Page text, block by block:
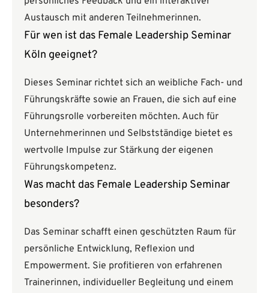
Austausch mit anderen Teilnehmerinnen.
Für wen ist das Female Leadership Seminar
Köln geeignet?
Dieses Seminar richtet sich an weibliche Fach- und
Führungskräfte sowie an Frauen, die sich auf eine
Führungsrolle vorbereiten möchten. Auch für
Unternehmerinnen und Selbstständige bietet es
wertvolle Impulse zur Stärkung der eigenen
Führungskompetenz.
Was macht das Female Leadership Seminar
besonders?
Das Seminar schafft einen geschützten Raum für
persönliche Entwicklung, Reflexion und
Empowerment. Sie profitieren von erfahrenen
Trainerinnen, individueller Begleitung und einem